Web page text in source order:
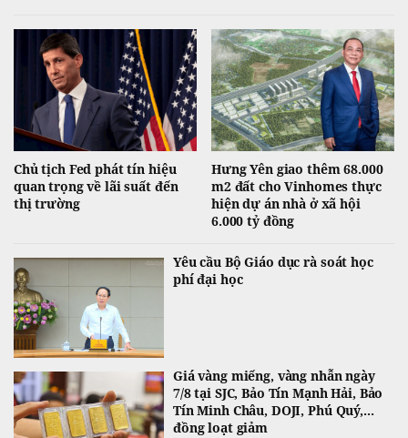
tuần tăng mạnh nhất kể từ tháng 1.
Chủ tịch Fed phát tín hiệu
quan trọng về lãi suất đến
thị trường
Hưng Yên giao thêm 68.000
m2 đất cho Vinhomes thực
hiện dự án nhà ở xã hội
6.000 tỷ đồng
Yêu cầu Bộ Giáo dục rà soát học
phí đại học
Giá vàng miếng, vàng nhẫn ngày
7/8 tại SJC, Bảo Tín Mạnh Hải, Bảo
Tín Minh Châu, DOJI, Phú Quý,...
đồng loạt giảm